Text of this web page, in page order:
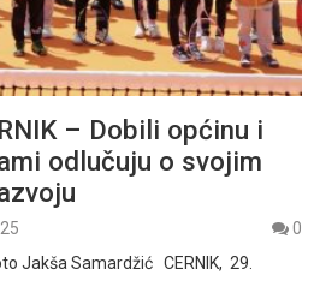
– Dobili općinu i
odlučuju o svojim
0
Jakša Samardžić CERNIK, 29.